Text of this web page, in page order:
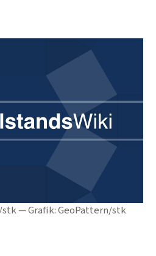
— Grafik: GeoPattern/stk